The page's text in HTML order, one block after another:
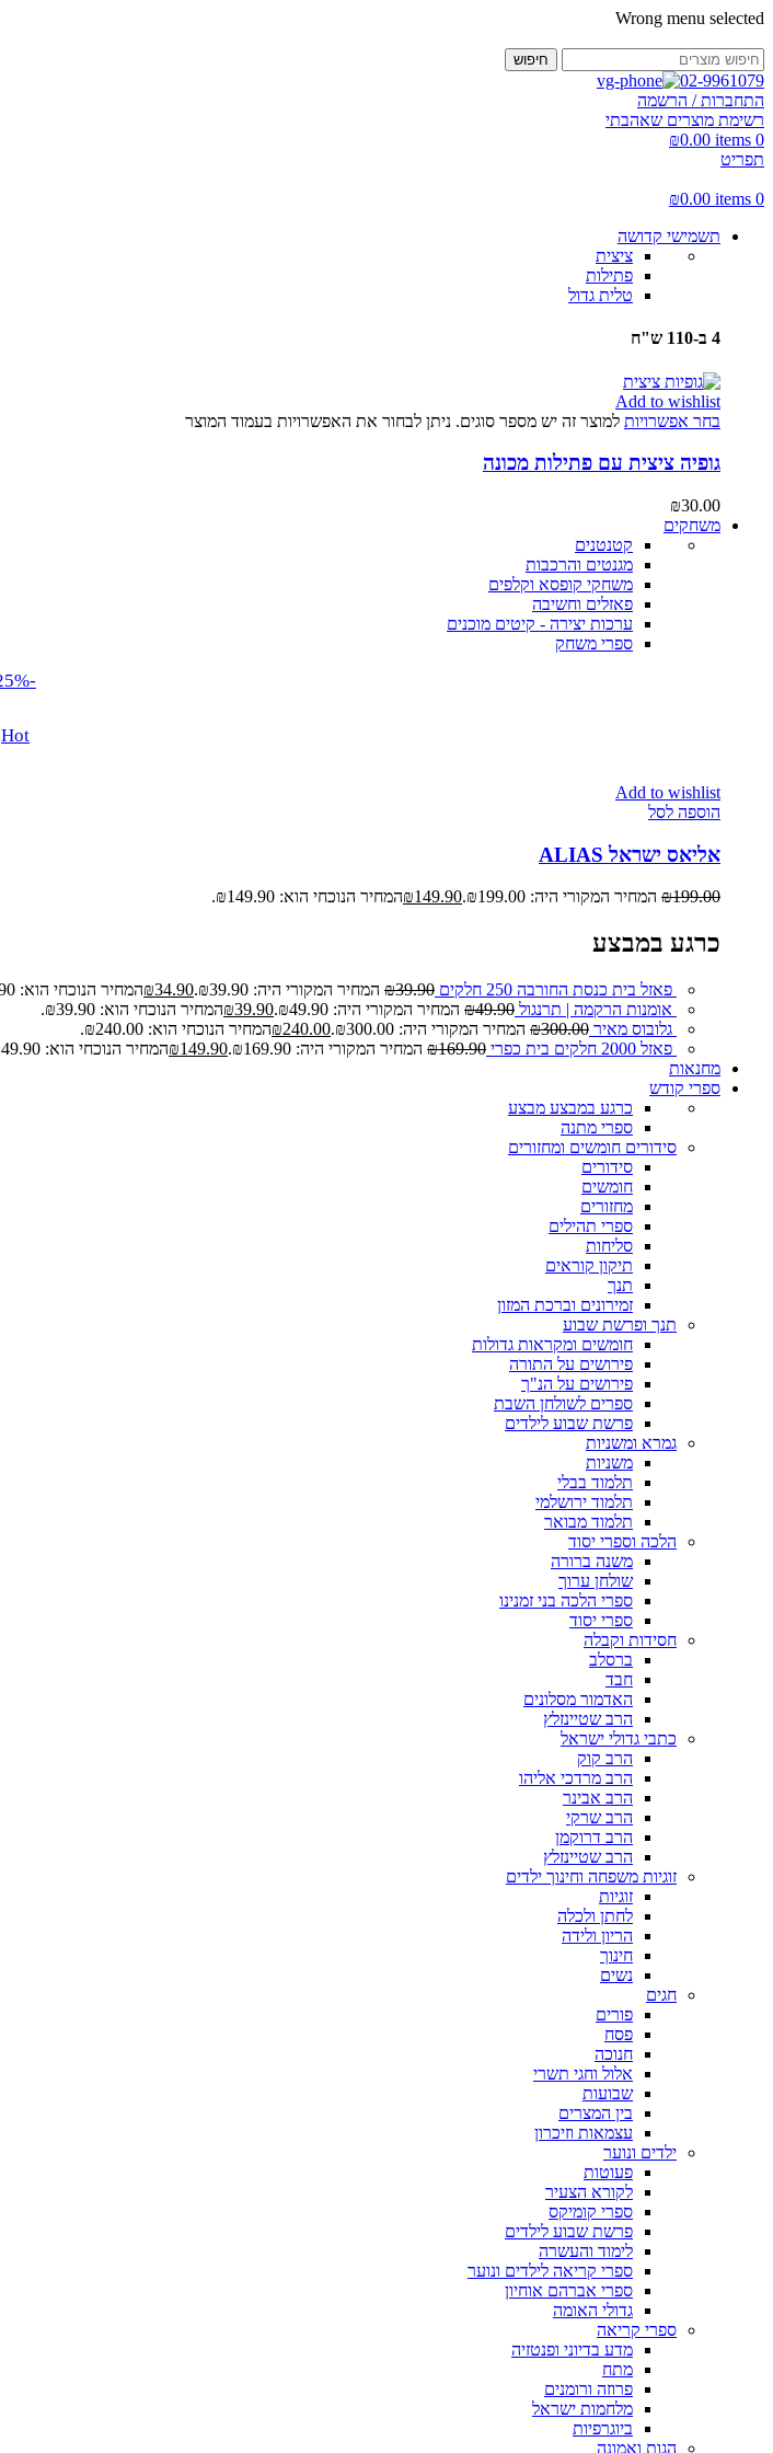
Wrong menu selected
חיפוש
02-9961079
התחברות / הרשמה
רשימת מוצרים שאהבתי
0
items
₪0.00
תפריט
0
items
₪0.00
תשמישי קדושה
ציצית
פתילות
טלית גדול
4 ב-110 ש"ח
Add to wishlist
בחר אפשרויות למוצר זה יש מספר סוגים. ניתן לבחור את האפשרויות בעמוד המוצר
גופיה ציצית עם פתילות מכונה
₪30.00
משחקים
קטנטנים
מגנטים והרכבות
משחקי קופסא וקלפים
פאזלים וחשיבה
ערכות יצירה - קיטים מוכנים
ספרי משחק
-25%
Hot
Add to wishlist
הוספה לסל
אליאס ישראל ALIAS
₪199.00 המחיר המקורי היה: ₪199.00. ₪149.90 המחיר הנוכחי הוא: ₪149.90.
כרגע במבצע
פאזל בית כנסת החורבה 250 חלקים ₪39.90 המחיר המקורי היה: ₪39.90. ₪34.90
המחיר הנוכחי הוא: ₪34.90.
אומנות הרקמה | תרנגול
₪49.90 המחיר המקורי היה: ₪49.90. ₪39.90
המחיר הנוכחי הוא: ₪39.90.
גלובוס מאיר
₪300.00 המחיר המקורי היה: ₪300.00. ₪240.00
המחיר הנוכחי הוא: ₪240.00.
פאזל 2000 חלקים בית כפרי
₪169.90 המחיר המקורי היה: ₪169.90. ₪149.90
המחיר הנוכחי הוא: ₪149.90.
מחנאות
ספרי קודש
כרגע במבצע מבצע
ספרי מתנה
סידורים חומשים ומחזורים
סידורים
חומשים
מחזורים
ספרי תהילים
סליחות
תיקון קוראים
תנך
זמירונים וברכת המזון
תנך ופרשת שבוע
חומשים ומקראות גדולות
פירושים על התורה
פירושים על הנ"ך
ספרים לשולחן השבת
פרשת שבוע לילדים
גמרא ומשניות
משניות
תלמוד בבלי
תלמוד ירושלמי
תלמוד מבואר
הלכה וספרי יסוד
משנה ברורה
שולחן ערוך
ספרי הלכה בני זמנינו
ספרי יסוד
חסידות וקבלה
ברסלב
חבד
האדמור מסלונים
הרב שטיינזלץ
כתבי גדולי ישראל
הרב קוק
הרב מרדכי אליהו
הרב אבינר
הרב שרקי
הרב דרוקמן
הרב שטיינזלץ
זוגיות משפחה וחינוך ילדים
זוגיות
לחתן ולכלה
הריון ולידה
חינוך
נשים
חגים
פורים
פסח
חנוכה
אלול וחגי תשרי
שבועות
בין המצרים
עצמאות וזיכרון
ילדים ונוער
פעוטות
לקורא הצעיר
ספרי קומיקס
פרשת שבוע לילדים
לימוד והעשרה
ספרי קריאה לילדים ונוער
ספרי אברהם אוחיון
גדולי האומה
ספרי קריאה
מדע בדיוני ופנטזיה
מתח
פרוזה ורומנים
מלחמות ישראל
ביוגרפיות
הגות ואמונה